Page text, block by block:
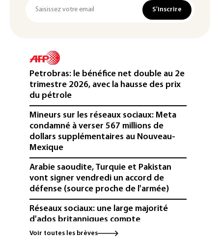
S'inscrire
Petrobras: le bénéfice net double au 2e
trimestre 2026, avec la hausse des prix
du pétrole
Mineurs sur les réseaux sociaux: Meta
condamné à verser 567 millions de
dollars supplémentaires au Nouveau-
Mexique
Arabie saoudite, Turquie et Pakistan
vont signer vendredi un accord de
défense (source proche de l'armée)
Réseaux sociaux: une large majorité
d'ados britanniques compte
contourner le couvre-feu (sondage)
Voir toutes les brèves